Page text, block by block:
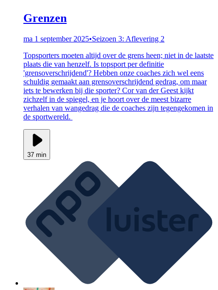
Grenzen
ma 1 september 2025•Seizoen 3: Aflevering 2
Topsporters moeten altijd over de grens heen; niet in de laatste
plaats die van henzelf. Is topsport per definitie
'grensoverschrijdend'? Hebben onze coaches zich wel eens
schuldig gemaakt aan grensoverschrijdend gedrag, om maar
iets te bewerken bij die sporter? Cor van der Geest kijkt
zichzelf in de spiegel, en je hoort over de meest bizarre
verhalen van wangedrag die de coaches zijn tegengekomen in
de sportwereld.
37 min